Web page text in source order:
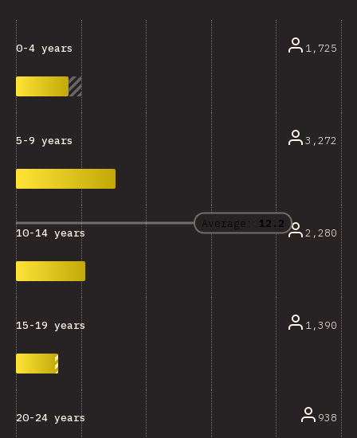
Average: 12.2
0-4 years 1,725
5-9 years 3,272
10-14 years 2,280
15-19 years 1,390
20-24 years 938